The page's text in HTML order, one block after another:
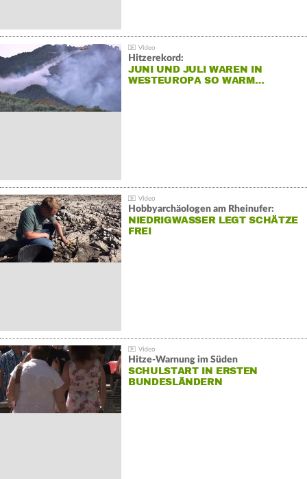
Hitzerekord:
JUNI UND JULI WAREN IN
WESTEUROPA SO WARM…
Hobbyarchäologen am Rheinufer:
NIEDRIGWASSER LEGT SCHÄTZE
FREI
Hitze-Warnung im Süden
SCHULSTART IN ERSTEN
BUNDESLÄNDERN